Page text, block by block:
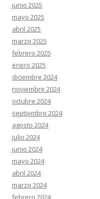
junio 2025
mayo 2025
abril 2025
marzo 2025
febrero 2025
enero 2025
diciembre 2024
noviembre 2024
octubre 2024
septiembre 2024
agosto 2024
julio 2024
junio 2024
mayo 2024
abril 2024
marzo 2024
febrero 2024